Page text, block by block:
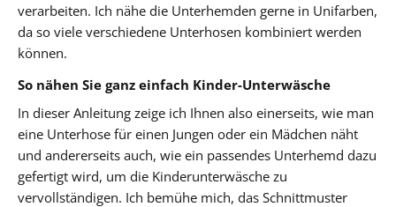
verarbeiten. Ich nähe die Unterhemden gerne in Unifarben,
da so viele verschiedene Unterhosen kombiniert werden
können.
So nähen Sie ganz einfach Kinder-Unterwäsche
In dieser Anleitung zeige ich Ihnen also einerseits, wie man
eine Unterhose für einen Jungen oder ein Mädchen näht
und andererseits auch, wie ein passendes Unterhemd dazu
gefertigt wird, um die Kinderunterwäsche zu
vervollständigen. Ich bemühe mich, das Schnittmuster